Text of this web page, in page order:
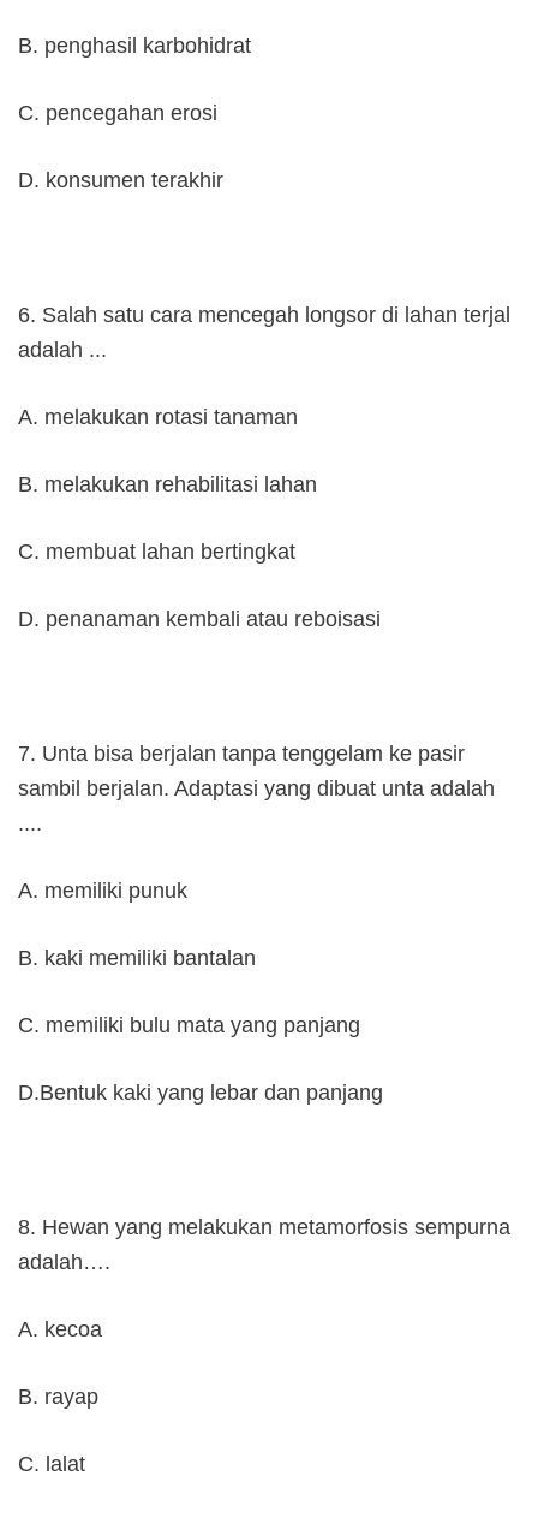
B. penghasil karbohidrat
C. pencegahan erosi
D. konsumen terakhir
6. Salah satu cara mencegah longsor di lahan terjal
adalah ...
A. melakukan rotasi tanaman
B. melakukan rehabilitasi lahan
C. membuat lahan bertingkat
D. penanaman kembali atau reboisasi
7. Unta bisa berjalan tanpa tenggelam ke pasir
sambil berjalan. Adaptasi yang dibuat unta adalah
....
A. memiliki punuk
B. kaki memiliki bantalan
C. memiliki bulu mata yang panjang
D.Bentuk kaki yang lebar dan panjang
8. Hewan yang melakukan metamorfosis sempurna
adalah….
A. kecoa
B. rayap
C. lalat